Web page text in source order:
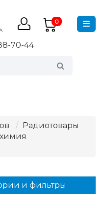
0
70-44
Радиотовары
и фильтры